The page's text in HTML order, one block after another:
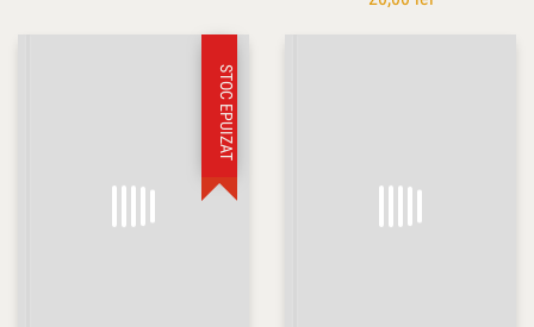
STOC EPUIZAT